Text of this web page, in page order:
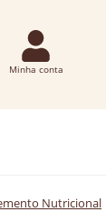
Nutricional